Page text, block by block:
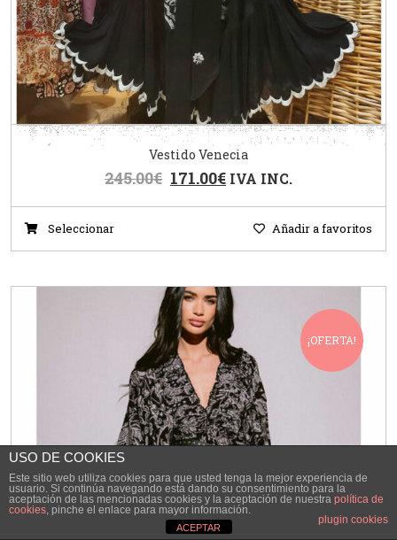
Vestido Venecia
245.00€ 171.00€ IVA INC.
Seleccionar Añadir a favoritos
¡OFERTA!
USO DE COOKIES
Este sitio web utiliza cookies para que usted tenga la mejor experiencia de
usuario. Si continúa navegando está dando su consentimiento para la
aceptación de las mencionadas cookies y la aceptación de nuestra política de
cookies, pinche el enlace para mayor información.
plugin cookies
ACEPTAR